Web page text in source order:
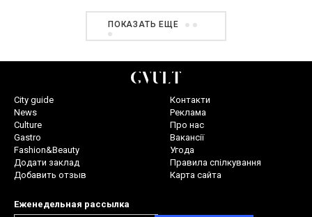
ПОКАЗАТЬ ЕЩЕ
City guide
News
Culture
Gastro
Fashion&Beauty
Додати заклад
Добавить отзыв
Контакти
Реклама
Про нас
Вакансії
Угода
Правила спілкування
Карта сайта
Еженедельная рассылка